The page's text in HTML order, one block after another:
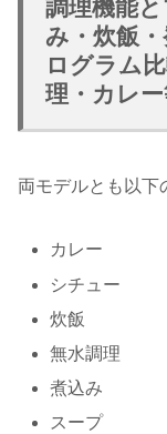
調理機能
み・炊飯
ログラム
理・カレ
両モデルとも以下
カレー
シチュー
炊飯
無水調理
煮込み
スープ